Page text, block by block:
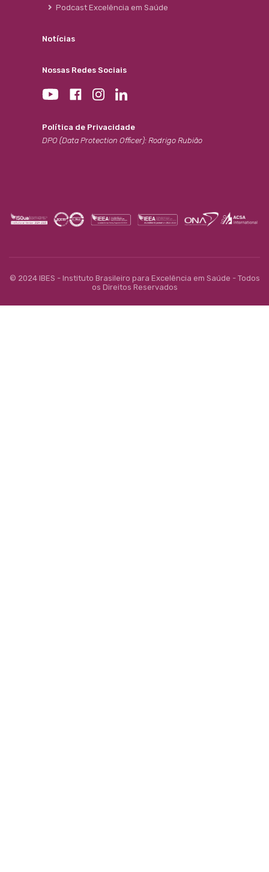
Podcast Excelência em Saúde
Notícias
Nossas Redes Sociais
Política de Privacidade
DPO (Data Protection Officer): Rodrigo Rubião
© 2024 IBES - Instituto Brasileiro para Excelência em Saúde - Todos
os Direitos Reservados